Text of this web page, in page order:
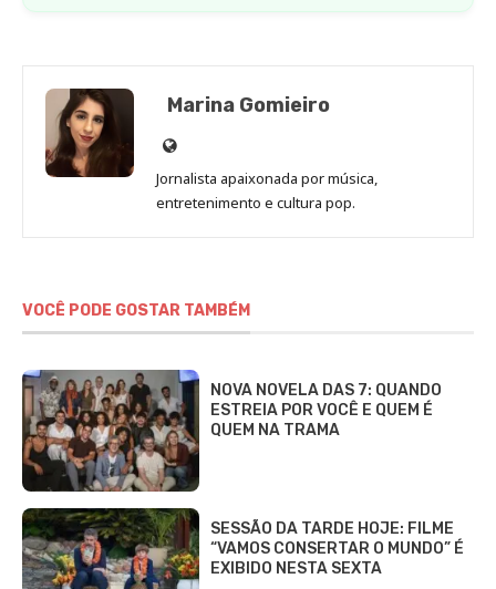
Marina Gomieiro
Site
de
Marina
Jornalista apaixonada por música,
entretenimento e cultura pop.
VOCÊ PODE GOSTAR TAMBÉM
NOVA NOVELA DAS 7: QUANDO
ESTREIA POR VOCÊ E QUEM É
QUEM NA TRAMA
SESSÃO DA TARDE HOJE: FILME
“VAMOS CONSERTAR O MUNDO” É
EXIBIDO NESTA SEXTA